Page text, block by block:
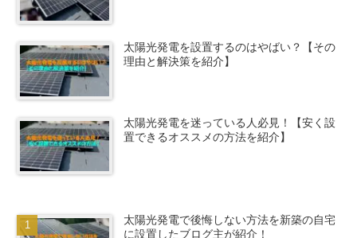
太陽光発電を設置するのはやばい？【その
理由と解決策を紹介】
太陽光発電を迷っている人必見！【安く設
置できるオススメの方法を紹介】
太陽光発電で後悔しない方法を新築の自宅
に設置したブログ主が紹介！